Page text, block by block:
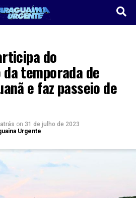
do
temporada de
e faz passeio de
on 31 de julho de 2023
Urgente